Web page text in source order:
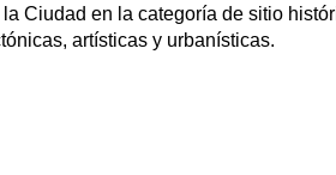
Ciudad en la categoría de sitio
artísticas y urbanísticas.